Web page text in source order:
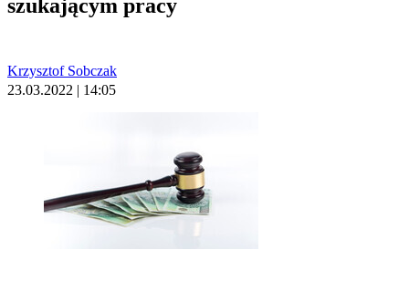
szukającym pracy
Krzysztof Sobczak
23.03.2022 | 14:05